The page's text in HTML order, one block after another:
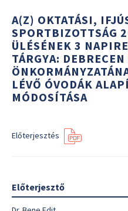
A(Z) OKTATÁSI,
SPORTBIZOTTSÁG
ÜLÉSÉNEK 3
TÁRGYA:
LÉVŐ ÓVODÁK
MÓDOSÍTÁSA
Előterjesztés
Előterjesztő